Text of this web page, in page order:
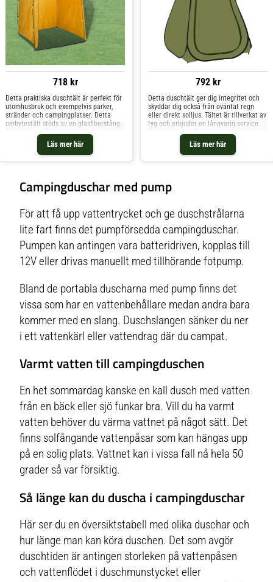
718 kr
Läs mer här
Detta praktiska duschtält är perfekt för
utomhusbruk och exempelvis parker,
stränder och campingplatser. Detta
ombytestält stöds av en glasfiberstång.
Det är även hållbart, stabilt och
praktiskt. WC-tältet har ett tak för extra
avskildhet när du duschar eller byter
om. Dess stora entré med dragkedja
792 kr
Läs mer här
Detta duschtält ger dig integritet och
skyddar dig också från oväntat regn
eller direkt solljus. Tältet är tillverkat av
tyg och erbjuder en långvarig service.
Dess stora entré med dragkedja skapar
en praktisk ingång. Det finns också ett
fönster på sidan för att kontrollera
utanför. När tältet inte
Campingduschar med pump
För att få upp vattentrycket och ge duschstrålarna
lite fart finns det pumpförsedda campingduschar.
Pumpen kan antingen vara batteridriven, kopplas till
12V eller drivas manuellt med tillhörande fotpump.
Bland de portabla duscharna med pump finns det
vissa som har en vattenbehållare medan andra bara
kommer med en slang. Duschslangen sänker du ner
i ett vattenkärl eller vattendrag där du campat.
Varmt vatten till campingduschen
En het sommardag kanske en kall dusch med vatten
från en bäck eller sjö funkar bra. Vill du ha varmt
vatten behöver du värma vattnet på något sätt. Det
finns solfångande vattenpåsar som kan hängas upp
på en solig plats. Vattnet kan i vissa fall nå hela 50
grader så var försiktig.
Så länge kan du duscha i campingduschar
Här ser du en översiktstabell med olika duschar och
hur länge man kan köra duschen. Det som avgör
duschtiden är antingen storleken på vattenpåsen
och vattenflödet i duschmunstycket eller